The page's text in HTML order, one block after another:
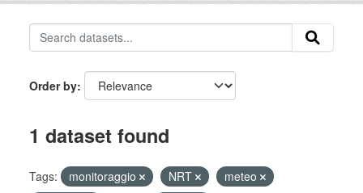
Order by
1 dataset found
Tags: monitoraggio NRT
meteo